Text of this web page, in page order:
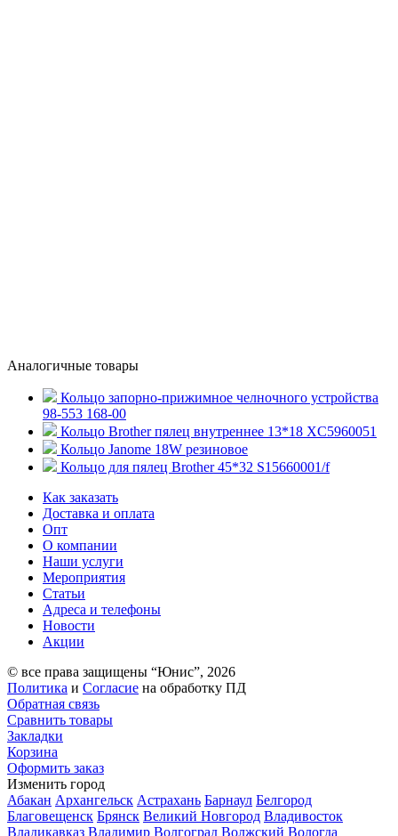
Аналогичные товары
Кольцо запорно-прижимное челночного устройства
98-553 168-00
Кольцо Brother пялец внутреннее 13*18 XC5960051
Кольцо Janome 18W резиновое
Кольцо для пялец Brother 45*32 S15660001/f
Как заказать
Доставка и оплата
Опт
О компании
Наши услуги
Мероприятия
Статьи
Адреса и телефоны
Новости
Акции
© все права защищены “Юнис”, 2026
Политика и Согласие на обработку ПД
Обратная связь
Сравнить товары
Закладки
Корзина
Оформить заказ
Изменить город
Абакан Архангельск Астрахань Барнаул Белгород
Благовещенск Брянск Великий Новгород Владивосток
Владикавказ Владимир Волгоград Волжский Вологда